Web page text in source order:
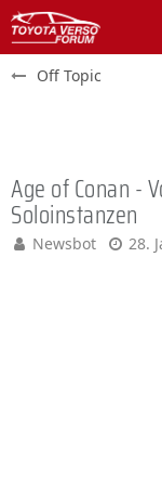
Off Topic
Age of Conan -
Soloinstanzen
Newsbot 28.